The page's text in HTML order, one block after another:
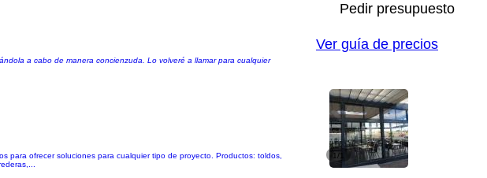
a cabo de manera concienzuda. Lo volveré a llamar para cualquier
Pedir presupuesto
para ofrecer soluciones para cualquier tipo de proyecto. Productos: toldos,
1/1
Ver guía de precios